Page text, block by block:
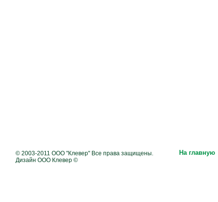
© 2003-2011 ООО "Клевер" Все права защищены.
Дизайн ООО Клевер ©
На главную